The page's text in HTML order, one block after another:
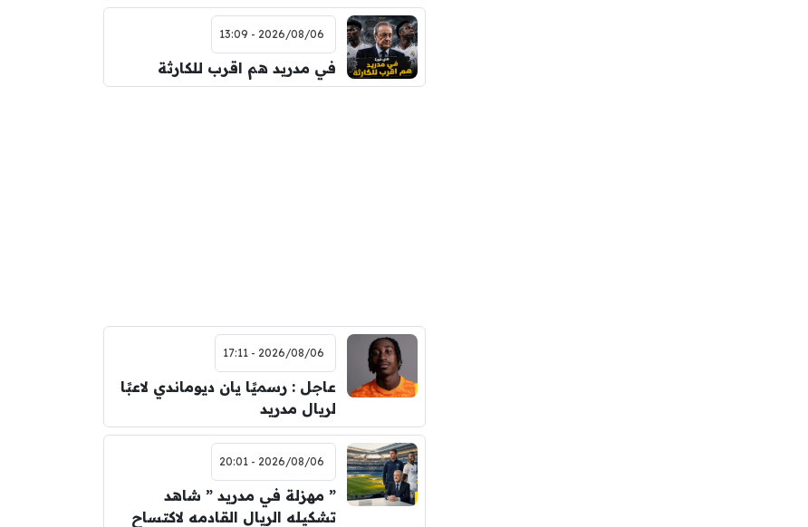
2026/08/06 - 13:09
في مدريد هم اقرب للكارثة
2026/08/06 - 17:11
عاجل : رسميًا يان ديوماندي لاعبًا
لريال مدريد
2026/08/06 - 20:01
” مهزلة في مدريد ” شاهد
تشكيله الريال القادمه لاكتساح